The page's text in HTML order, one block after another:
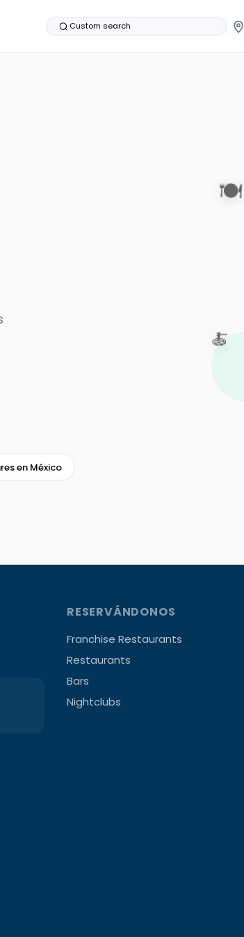
Custom search
en México
🍽️
🍝
RESERVÁNDONOS
Franchise Restaurants
Restaurants
Bars
Nightclubs